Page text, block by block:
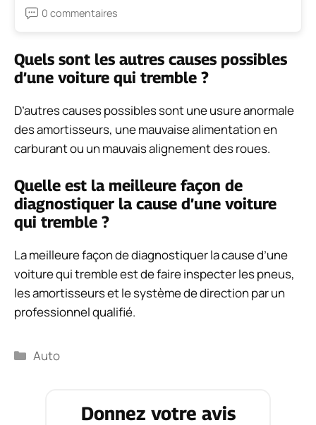
0 commentaires
Quels sont les autres causes possibles
d’une voiture qui tremble ?
D’autres causes possibles sont une usure anormale
des amortisseurs, une mauvaise alimentation en
carburant ou un mauvais alignement des roues.
Quelle est la meilleure façon de
diagnostiquer la cause d’une voiture
qui tremble ?
La meilleure façon de diagnostiquer la cause d’une
voiture qui tremble est de faire inspecter les pneus,
les amortisseurs et le système de direction par un
professionnel qualifié.
Catégories
Auto
Donnez votre avis